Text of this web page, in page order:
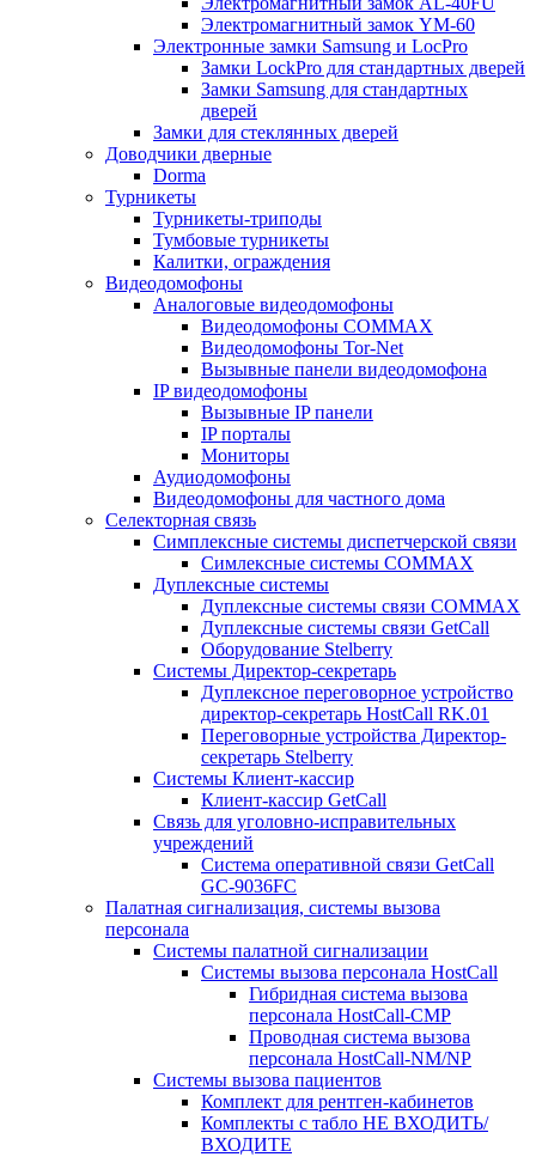
Электромагнитный замок YM-60
Электронные замки Samsung и LocPro
Замки LockPro для стандартных дверей
Замки Samsung для стандартных
дверей
Замки для стеклянных дверей
Доводчики дверные
Dorma
Турникеты
Турникеты-триподы
Тумбовые турникеты
Калитки, ограждения
Видеодомофоны
Аналоговые видеодомофоны
Видеодомофоны COMMAX
Видеодомофоны Tor-Net
Вызывные панели видеодомофона
IP видеодомофоны
Вызывные IP панели
IP порталы
Мониторы
Аудиодомофоны
Видеодомофоны для частного дома
Селекторная связь
Симплексные системы диспетчерской связи
Симлексные системы COMMAX
Дуплексные системы
Дуплексные системы связи COMMAX
Дуплексные системы связи GetCall
Оборудование Stelberry
Системы Директор-секретарь
Дуплексное переговорное устройство
директор-секретарь HostCall RK.01
Переговорные устройства Директор-
секретарь Stelberry
Системы Клиент-кассир
Клиент-кассир GetCall
Связь для уголовно-исправительных
учреждений
Система оперативной связи GetCall
GC-9036FC
Палатная сигнализация, системы вызова
персонала
Системы палатной сигнализации
Системы вызова персонала HostCall
Гибридная система вызова
персонала HostCall-CMP
Проводная система вызова
персонала HostCall-NM/NP
Системы вызова пациентов
Комплект для рентген-кабинетов
Комплекты с табло НЕ ВХОДИТЬ/
ВХОДИТЕ